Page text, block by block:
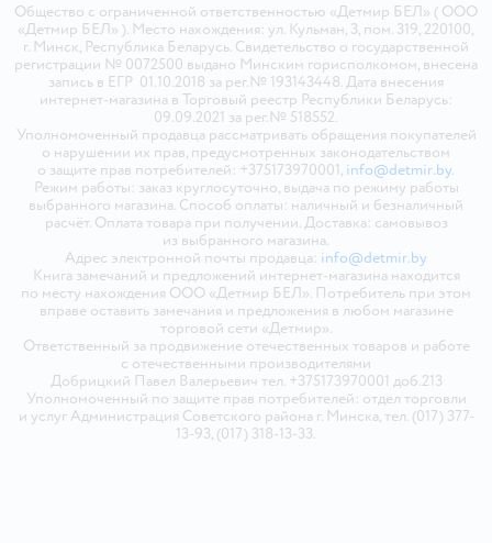
Общество с ограниченной ответственностью «Детмир БЕЛ» ( ООО
«Детмир БЕЛ» ). Место нахождения: ул. Кульман, 3, пом. 319, 220100,
г. Минск, Республика Беларусь. Свидетельство о государственной
регистрации № 0072500 выдано Минским горисполкомом, внесена
запись в ЕГР 01.10.2018 за рег.№ 193143448. Дата внесения
интернет-магазина в Торговый реестр Республики Беларусь:
09.09.2021 за рег.№ 518552.
Уполномоченный продавца рассматривать обращения покупателей
о нарушении их прав, предусмотренных законодательством
о защите прав потребителей: +375173970001, info@detmir.by.
Режим работы: заказ круглосуточно, выдача по режиму работы
выбранного магазина. Способ оплаты: наличный и безналичный
расчёт. Оплата товара при получении. Доставка: самовывоз
из выбранного магазина.
Адрес электронной почты продавца: info@detmir.by
Книга замечаний и предложений интернет-магазина находится
по месту нахождения ООО «Детмир БЕЛ». Потребитель при этом
вправе оставить замечания и предложения в любом магазине
торговой сети «Детмир».
Ответственный за продвижение отечественных товаров и работе
с отечественными производителями
Добрицкий Павел Валерьевич тел. +375173970001 доб.213
Уполномоченный по защите прав потребителей: отдел торговли
и услуг Администрация Советского района г. Минска, тел. (017) 377-
13-93, (017) 318-13-33.